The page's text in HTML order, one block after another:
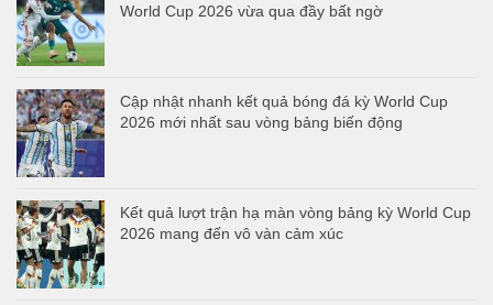
World Cup 2026 vừa qua đầy bất ngờ
Cập nhật nhanh kết quả bóng đá kỳ World Cup
2026 mới nhất sau vòng bảng biến động
Kết quả lượt trận hạ màn vòng bảng kỳ World Cup
2026 mang đến vô vàn cảm xúc